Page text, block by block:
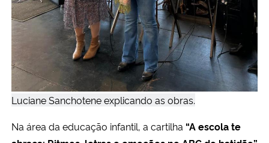
Luciane Sanchotene explicando as obras.
Na área da educação infantil, a cartilha “A escola te